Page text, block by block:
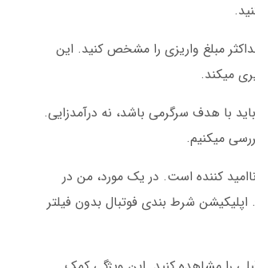
مبلغ واریزی را مشخص کنید. این
میکند.
با هدف سرگرمی باشد، نه درآمدزایی.
میکنیم.
کننده است. در یک مورد، من در
شرط بندی فوتبال بدون فیلتر